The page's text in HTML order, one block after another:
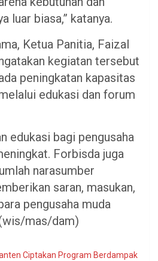
luar biasa,” katanya.
Ketua Panitia, Faizal
kegiatan tersebut
peningkatan kapasitas
edukasi dan forum
edukasi bagi pengusaha
Forbisda juga
narasumber
saran, masukan,
pengusaha muda
(wis/mas/dam)
Ciptakan Program Berdampak